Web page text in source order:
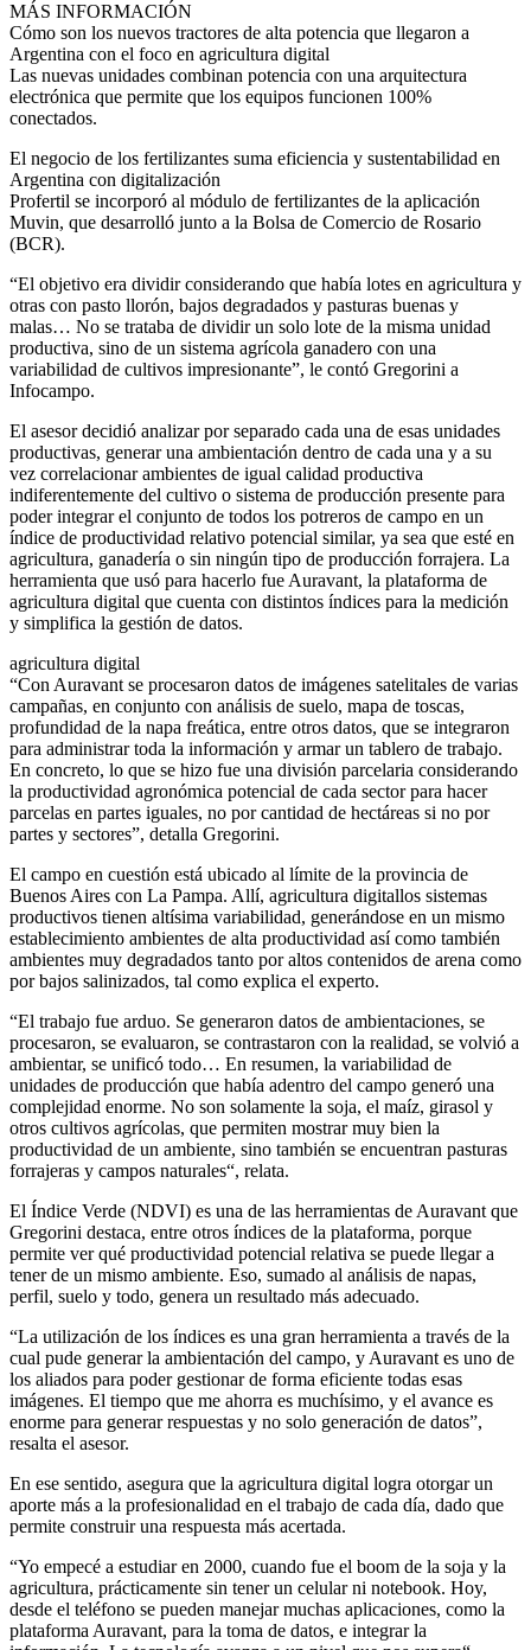
MÁS INFORMACIÓN
Cómo son los nuevos tractores de alta potencia que llegaron a
Argentina con el foco en agricultura digital
Las nuevas unidades combinan potencia con una arquitectura
electrónica que permite que los equipos funcionen 100%
conectados.
El negocio de los fertilizantes suma eficiencia y sustentabilidad en
Argentina con digitalización
Profertil se incorporó al módulo de fertilizantes de la aplicación
Muvin, que desarrolló junto a la Bolsa de Comercio de Rosario
(BCR).
“El objetivo era dividir considerando que había lotes en agricultura y
otras con pasto llorón, bajos degradados y pasturas buenas y
malas… No se trataba de dividir un solo lote de la misma unidad
productiva, sino de un sistema agrícola ganadero con una
variabilidad de cultivos impresionante”, le contó Gregorini a
Infocampo.
El asesor decidió analizar por separado cada una de esas unidades
productivas, generar una ambientación dentro de cada una y a su
vez correlacionar ambientes de igual calidad productiva
indiferentemente del cultivo o sistema de producción presente para
poder integrar el conjunto de todos los potreros de campo en un
índice de productividad relativo potencial similar, ya sea que esté en
agricultura, ganadería o sin ningún tipo de producción forrajera. La
herramienta que usó para hacerlo fue Auravant, la plataforma de
agricultura digital que cuenta con distintos índices para la medición
y simplifica la gestión de datos.
agricultura digital
“Con Auravant se procesaron datos de imágenes satelitales de varias
campañas, en conjunto con análisis de suelo, mapa de toscas,
profundidad de la napa freática, entre otros datos, que se integraron
para administrar toda la información y armar un tablero de trabajo.
En concreto, lo que se hizo fue una división parcelaria considerando
la productividad agronómica potencial de cada sector para hacer
parcelas en partes iguales, no por cantidad de hectáreas si no por
partes y sectores”, detalla Gregorini.
El campo en cuestión está ubicado al límite de la provincia de
Buenos Aires con La Pampa. Allí, agricultura digitallos sistemas
productivos tienen altísima variabilidad, generándose en un mismo
establecimiento ambientes de alta productividad así como también
ambientes muy degradados tanto por altos contenidos de arena como
por bajos salinizados, tal como explica el experto.
“El trabajo fue arduo. Se generaron datos de ambientaciones, se
procesaron, se evaluaron, se contrastaron con la realidad, se volvió a
ambientar, se unificó todo… En resumen, la variabilidad de
unidades de producción que había adentro del campo generó una
complejidad enorme. No son solamente la soja, el maíz, girasol y
otros cultivos agrícolas, que permiten mostrar muy bien la
productividad de un ambiente, sino también se encuentran pasturas
forrajeras y campos naturales“, relata.
El Índice Verde (NDVI) es una de las herramientas de Auravant que
Gregorini destaca, entre otros índices de la plataforma, porque
permite ver qué productividad potencial relativa se puede llegar a
tener de un mismo ambiente. Eso, sumado al análisis de napas,
perfil, suelo y todo, genera un resultado más adecuado.
“La utilización de los índices es una gran herramienta a través de la
cual pude generar la ambientación del campo, y Auravant es uno de
los aliados para poder gestionar de forma eficiente todas esas
imágenes. El tiempo que me ahorra es muchísimo, y el avance es
enorme para generar respuestas y no solo generación de datos”,
resalta el asesor.
En ese sentido, asegura que la agricultura digital logra otorgar un
aporte más a la profesionalidad en el trabajo de cada día, dado que
permite construir una respuesta más acertada.
“Yo empecé a estudiar en 2000, cuando fue el boom de la soja y la
agricultura, prácticamente sin tener un celular ni notebook. Hoy,
desde el teléfono se pueden manejar muchas aplicaciones, como la
plataforma Auravant, para la toma de datos, e integrar la